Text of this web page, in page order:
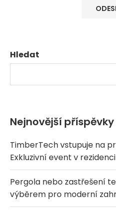
Hledat
Nejnovější příspěvky
TimberTech vstupuje na
Exkluzivní event v
Pergola nebo zastřešení
výběrem pro moderní